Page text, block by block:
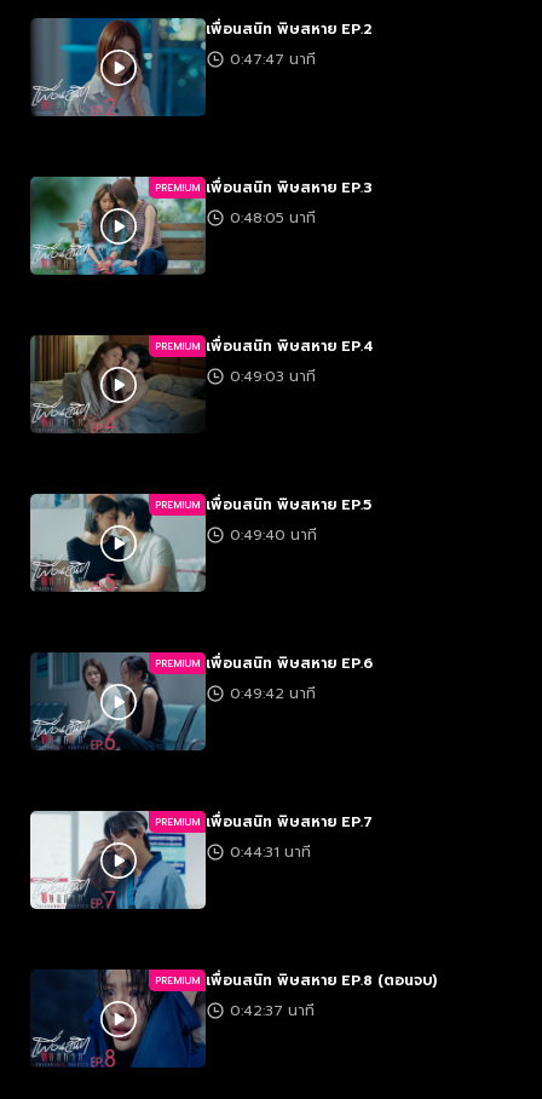
เพื่อนสนิท พิษสหาย EP.2
0:47:47 นาที
PREMIUM เพื่อนสนิท พิษสหาย EP.3
0:48:05 นาที
PREMIUM เพื่อนสนิท พิษสหาย EP.4
0:49:03 นาที
PREMIUM เพื่อนสนิท พิษสหาย EP.5
0:49:40 นาที
PREMIUM เพื่อนสนิท พิษสหาย EP.6
0:49:42 นาที
PREMIUM เพื่อนสนิท พิษสหาย EP.7
0:44:31 นาที
PREMIUM เพื่อนสนิท พิษสหาย EP.8 (ตอนจบ)
0:42:37 นาที